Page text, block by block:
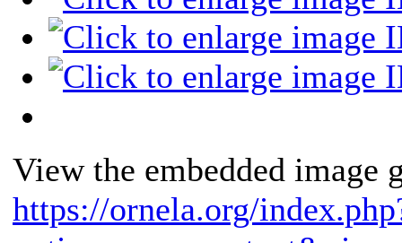
View the embedded image
https://ornela.org/